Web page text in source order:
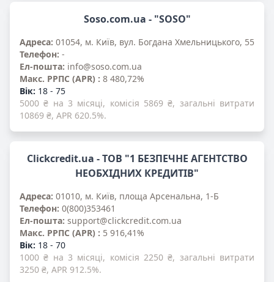
Soso.com.ua - "SOSO"
Адреса: 01054, м. Київ, вул. Богдана Хмельницького, 55
Телефон: -
Ел-пошта: info@soso.com.ua
Mакс. PPПС (APR) : 8 480,72%
Вік: 18 - 75
5000 ₴ на 3 місяці, комісія 5869 ₴, загальні витрати
10869 ₴, APR 620.5%.
Clickcredit.ua - ТОВ "1 БЕЗПЕЧНЕ АГЕНТСТВО
НЕОБХІДНИХ КРЕДИТІВ"
Адреса: 01010, м. Київ, площа Арсенальна, 1-Б
Телефон: 0(800)353461
Ел-пошта: support@clickcredit.com.ua
Mакс. PPПС (APR) : 5 916,41%
Вік: 18 - 70
1000 ₴ на 3 місяці, комісія 2250 ₴, загальні витрати
3250 ₴, APR 912.5%.